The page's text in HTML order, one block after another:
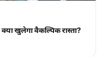
खुलेगा वैकल्पिक रास्ता?